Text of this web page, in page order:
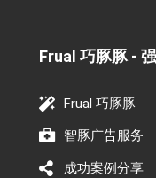
Frual 巧豚豚 -
Frual 巧豚豚
智豚广告服务
成功案例分享